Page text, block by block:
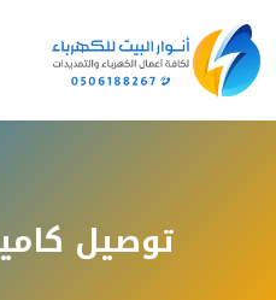
إلى
المحتوى
توصيل